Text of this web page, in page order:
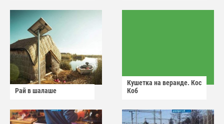
Рай в шалаше
Кушетка на веранде. Кос
Коб